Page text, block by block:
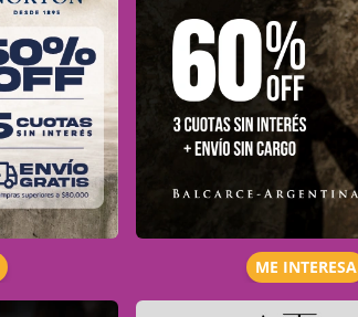
ME INTERESA